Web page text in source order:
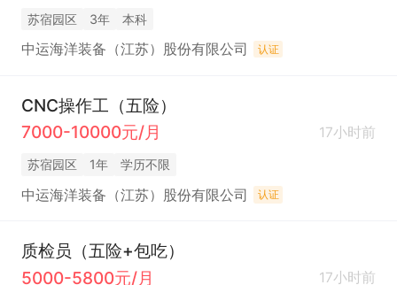
苏宿园区 3年 本科
中运海洋装备（江苏）股份有限公司 认证
CNC操作工（五险）
7000-10000元/月
17小时前
苏宿园区 1年 学历不限
中运海洋装备（江苏）股份有限公司 认证
质检员（五险+包吃）
5000-5800元/月
17小时前